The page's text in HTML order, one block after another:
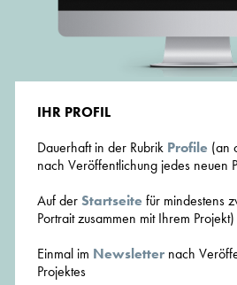
IHR PROFIL
Dauerhaft in der Rubrik Profile (an
nach Veröffentlichung jedes neuen
Auf derStartseitefür mindestens
Portrait zusammen mit Ihrem Projekt)
Einmal im Newsletter nach
Projektes